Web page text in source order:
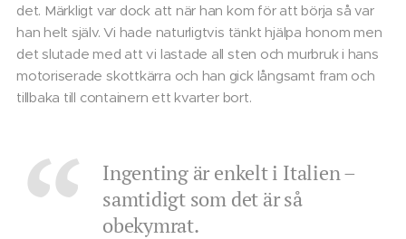
det. Märkligt var dock att när han kom för att börja så var
han helt själv. Vi hade naturligtvis tänkt hjälpa honom men
det slutade med att vi lastade all sten och murbruk i hans
motoriserade skottkärra och han gick långsamt fram och
tillbaka till containern ett kvarter bort.
Ingenting är enkelt i Italien –
samtidigt som det är så
obekymrat.